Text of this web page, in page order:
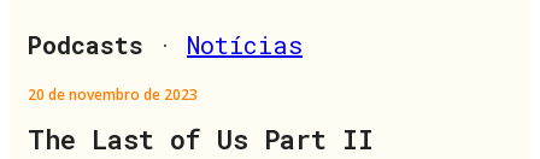
Podcasts · Notícias
20 de novembro de 2023
The Last of Us Part II